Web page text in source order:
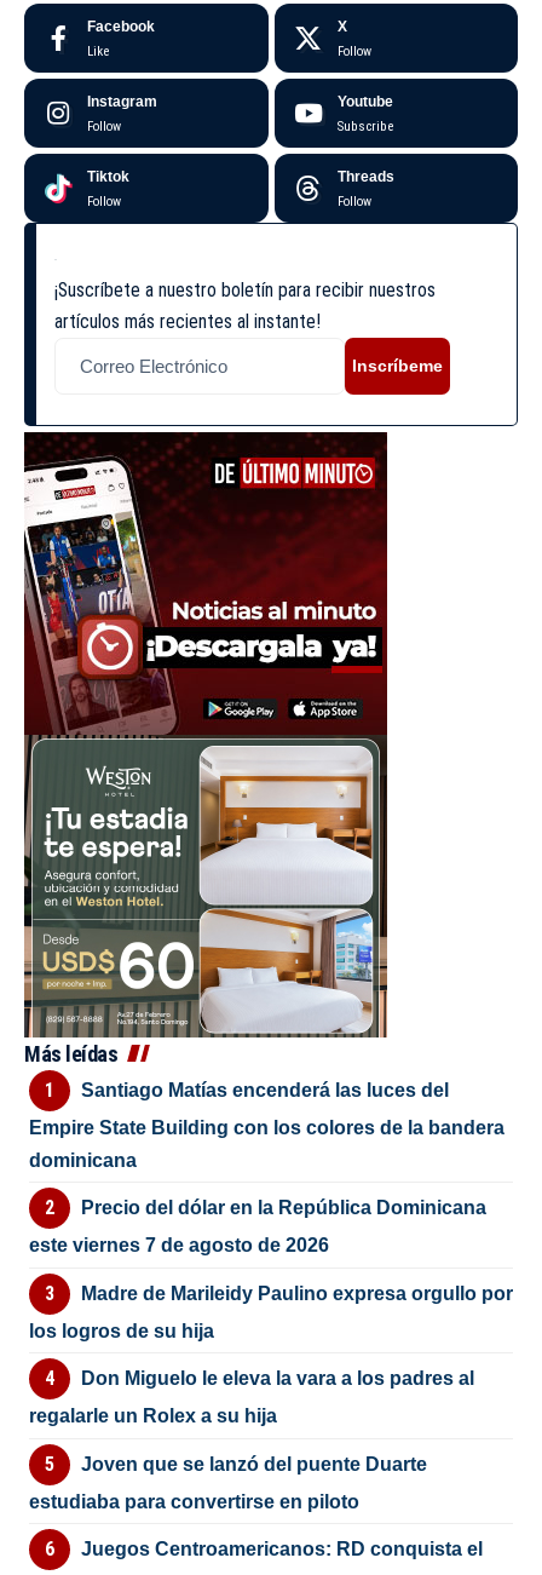
Facebook
Like
X
Follow
Instagram
Follow
Youtube
Subscribe
Tiktok
Follow
Threads
Follow
¡Suscríbete a nuestro boletín para recibir nuestros
artículos más recientes al instante!
Inscríbeme
Más leídas
Santiago Matías encenderá las luces del
Empire State Building con los colores de la bandera
dominicana
Precio del dólar en la República Dominicana
este viernes 7 de agosto de 2026
Madre de Marileidy Paulino expresa orgullo por
los logros de su hija
Don Miguelo le eleva la vara a los padres al
regalarle un Rolex a su hija
Joven que se lanzó del puente Duarte
estudiaba para convertirse en piloto
Juegos Centroamericanos: RD conquista el